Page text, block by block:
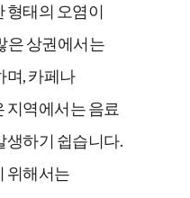
형태의 오염이
은 상권에서는
며, 카페나
지역에서는 음료
생하기 쉽습니다.
위해서는